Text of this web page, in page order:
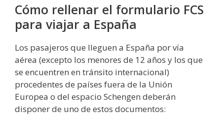
Cómo rellenar el formulario FCS
para viajar a España
Los pasajeros que lleguen a España por vía
aérea (excepto los menores de 12 años y los que
se encuentren en tránsito internacional)
procedentes de países fuera de la Unión
Europea o del espacio Schengen deberán
disponer de uno de estos documentos: